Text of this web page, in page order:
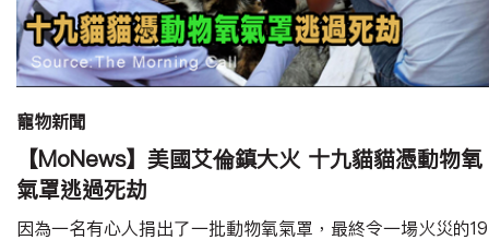
寵物新聞
【MoNews】美國艾倫鎮大火 十九貓貓憑動物氧
氣罩逃過死劫
因為一名有心人捐出了一批動物氧氣罩，最終令一場火災的19